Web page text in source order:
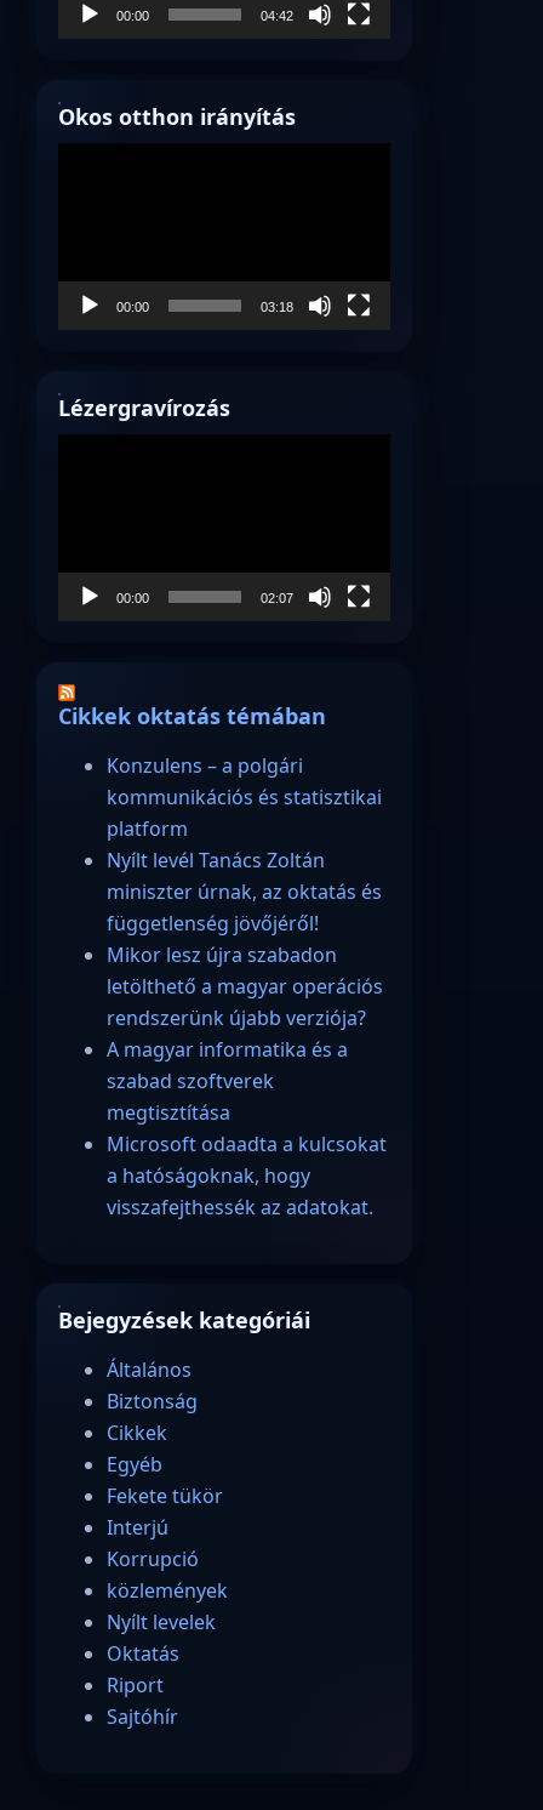
00:00 04:42
Okos otthon irányítás
00:00 03:18
Lézergravírozás
00:00 02:07
Cikkek oktatás témában
Konzulens – a polgári
kommunikációs és statisztikai
platform
Nyílt levél Tanács Zoltán
miniszter úrnak, az oktatás és
függetlenség jövőjéről!
Mikor lesz újra szabadon
letölthető a magyar operációs
rendszerünk újabb verziója?
A magyar informatika és a
szabad szoftverek
megtisztítása
Microsoft odaadta a kulcsokat
a hatóságoknak, hogy
visszafejthessék az adatokat.
Bejegyzések kategóriái
Általános
Biztonság
Cikkek
Egyéb
Fekete tükör
Interjú
Korrupció
közlemények
Nyílt levelek
Oktatás
Riport
Sajtóhír